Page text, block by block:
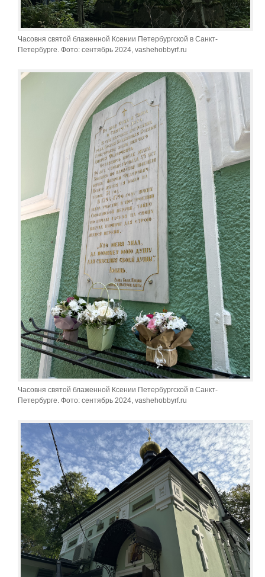
Часовня святой блаженной Ксении Петербургской в Санкт-
Петербурге. Фото: сентябрь 2024, vashehobbyrf.ru
Часовня святой блаженной Ксении Петербургской в Санкт-
Петербурге. Фото: сентябрь 2024, vashehobbyrf.ru